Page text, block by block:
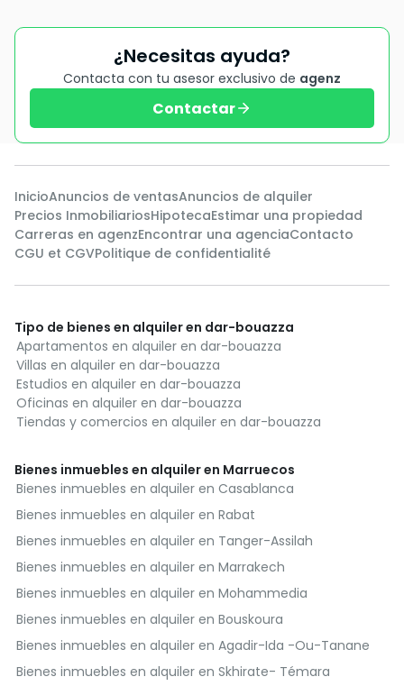
¿Necesitas ayuda?
Contacta con tu asesor exclusivo de agenz
Contactar
InicioAnuncios de ventasAnuncios de alquiler
Precios InmobiliariosHipotecaEstimar una propiedad
Carreras en agenzEncontrar una agenciaContacto
CGU et CGVPolitique de confidentialité
Tipo de bienes en alquiler en dar-bouazza
Apartamentos en alquiler en dar-bouazza
Villas en alquiler en dar-bouazza
Estudios en alquiler en dar-bouazza
Oficinas en alquiler en dar-bouazza
Tiendas y comercios en alquiler en dar-bouazza
Bienes inmuebles en alquiler en Marruecos
Bienes inmuebles en alquiler en Casablanca
Bienes inmuebles en alquiler en Rabat
Bienes inmuebles en alquiler en Tanger-Assilah
Bienes inmuebles en alquiler en Marrakech
Bienes inmuebles en alquiler en Mohammedia
Bienes inmuebles en alquiler en Bouskoura
Bienes inmuebles en alquiler en Agadir-Ida -Ou-Tanane
Bienes inmuebles en alquiler en Skhirate- Témara